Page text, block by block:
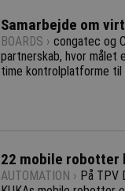
Samarbejde om
BOARDS › congatec og
partnerskab, hvor målet
time kontrolplatforme til
22 mobile robotter
AUTOMATION › På TPV